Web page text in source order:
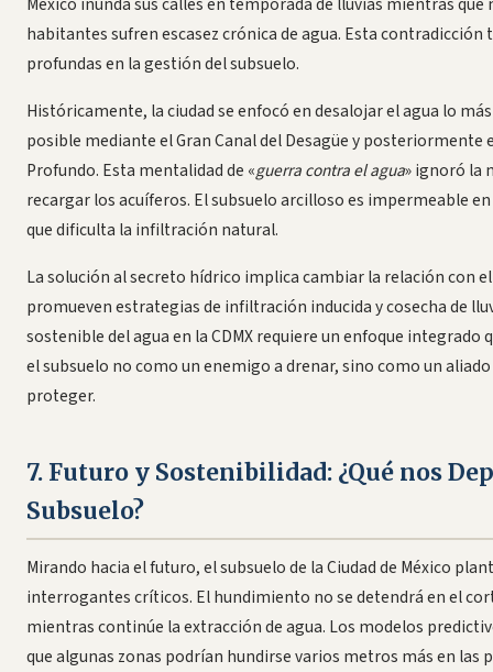
habitantes sufren escasez crónica de agua. Esta contradicción
profundas en la gestión del subsuelo.
Históricamente, la ciudad se enfocó en desalojar el agua lo
posible mediante el Gran Canal del Desagüe y posteriormente
Profundo. Esta mentalidad de «guerra contra el agua» ignoró la
recargar los acuíferos. El subsuelo arcilloso es impermeable
que dificulta la infiltración natural.
La solución al secreto hídrico implica cambiar la relación con el
promueven estrategias de infiltración inducida y cosecha de
sostenible del agua en la CDMX requiere un enfoque integrado
el subsuelo no como un enemigo a drenar, sino como un
proteger.
7. Futuro y Sostenibilidad: ¿Qué nos
Subsuelo?
Mirando hacia el futuro, el subsuelo de la Ciudad de México
interrogantes críticos. El hundimiento no se detendrá en el
mientras continúe la extracción de agua. Los modelos
que algunas zonas podrían hundirse varios metros más en las